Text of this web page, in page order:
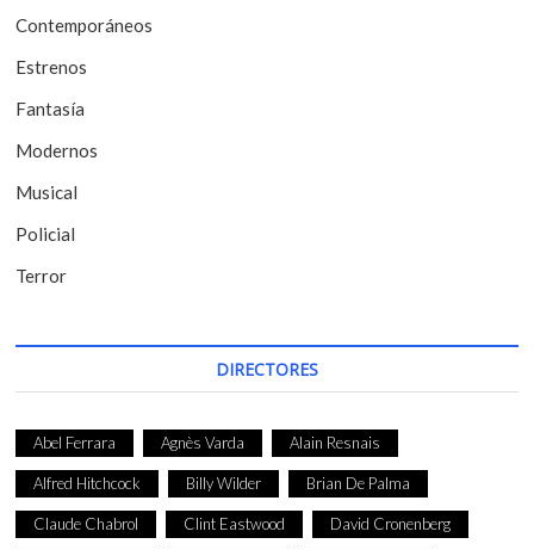
n
t
r
a
d
a
s
Contemporáneos
Estrenos
Fantasía
Modernos
Musical
Policial
Terror
DIRECTORES
Abel Ferrara Agnès Varda Alain Resnais
Alfred Hitchcock Billy Wilder Brian De Palma
Claude Chabrol Clint Eastwood David Cronenberg